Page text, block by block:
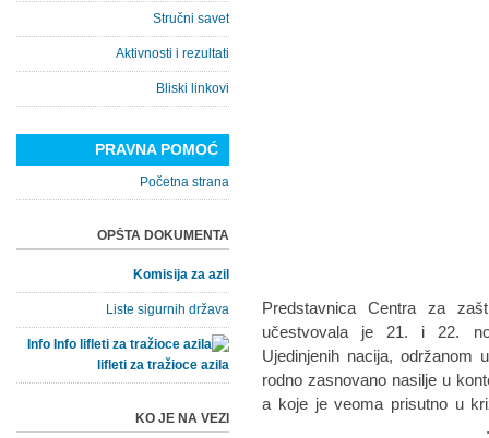
Predstavnica Centra za
učestvovala je 21. i 22.
Ujedinjenih nacija, održanom
rodno zasnovano nasilje u
a koje je veoma prisutno u
Stručni savet
Aktivnosti i rezultati
Bliski linkovi
PRAVNA POMOĆ
Početna strana
OPŠTA DOKUMENTA
Komisija za azil
Liste sigurnih država
Info
lifleti za tražioce azila
KO JE NA VEZI